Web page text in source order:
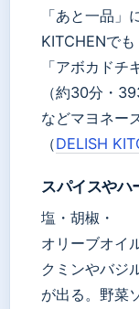
「あと一品」
KITCHENでも
「アボカドチ
（約30分・
などマヨネー
（DELISH
スパイスやハ
塩・胡椒・
オリーブオイ
クミンやバジ
が出る。野菜